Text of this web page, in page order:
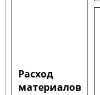
Расход
материалов